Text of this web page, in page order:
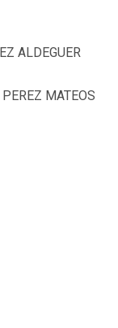
ALDEGUER
MATEOS